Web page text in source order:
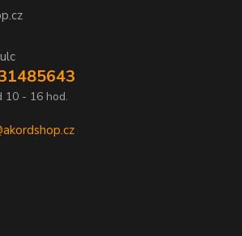
10 - 16 hod.